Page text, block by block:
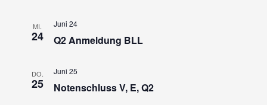
MI.
24 Q2 Anmeldung BLL
Juni 24
DO.
25 Notenschluss V, E, Q2
Juni 25